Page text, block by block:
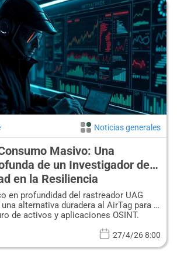
Noticias generales
Masivo: Una
de un Investigador de
en la Resiliencia
Rastreador UAG Metropolis
en profundidad del rastreador UAG
alternativa duradera al AirTag para el
de activos y aplicaciones OSINT.
27/4/26 8:00